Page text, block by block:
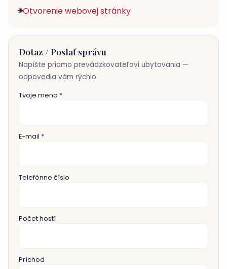
🌐Otvorenie webovej stránky
Dotaz / Poslať správu
Napíšte priamo prevádzkovateľovi ubytovania —
odpovedia vám rýchlo.
Tvoje meno *
E-mail *
Telefónne číslo
Počet hostí
Príchod